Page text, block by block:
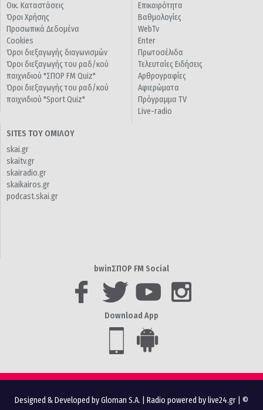
Οικ. Καταστάσεις
Όροι Χρήσης
Προσωπικά Δεδομένα
Cookies
Όροι διεξαγωγής διαγωνισμών
Όροι διεξαγωγής του ραδ/κού
παιχνιδιού "ΣΠΟΡ FM Quiz"
Όροι διεξαγωγής του ραδ/κού
παιχνιδιού "Sport Quiz"
Επικαιρότητα
Βαθμολογίες
WebTv
Enter
Πρωτοσέλιδα
Τελευταίες Ειδήσεις
Αρθρογραφίες
Αφιερώματα
Πρόγραμμα TV
Live-radio
SITES ΤΟΥ ΟΜΙΛΟΥ
skai.gr
skaitv.gr
skairadio.gr
skaikairos.gr
podcast.skai.gr
bwinΣΠΟΡ FM Social
Download App
Designed & Developed by Gloman S.A. Radio powered by live24.gr | ©